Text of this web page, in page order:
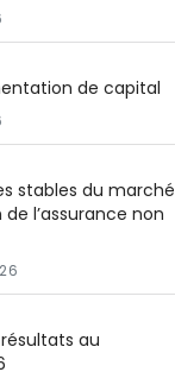
de capital
stables du marché
l’assurance non
au